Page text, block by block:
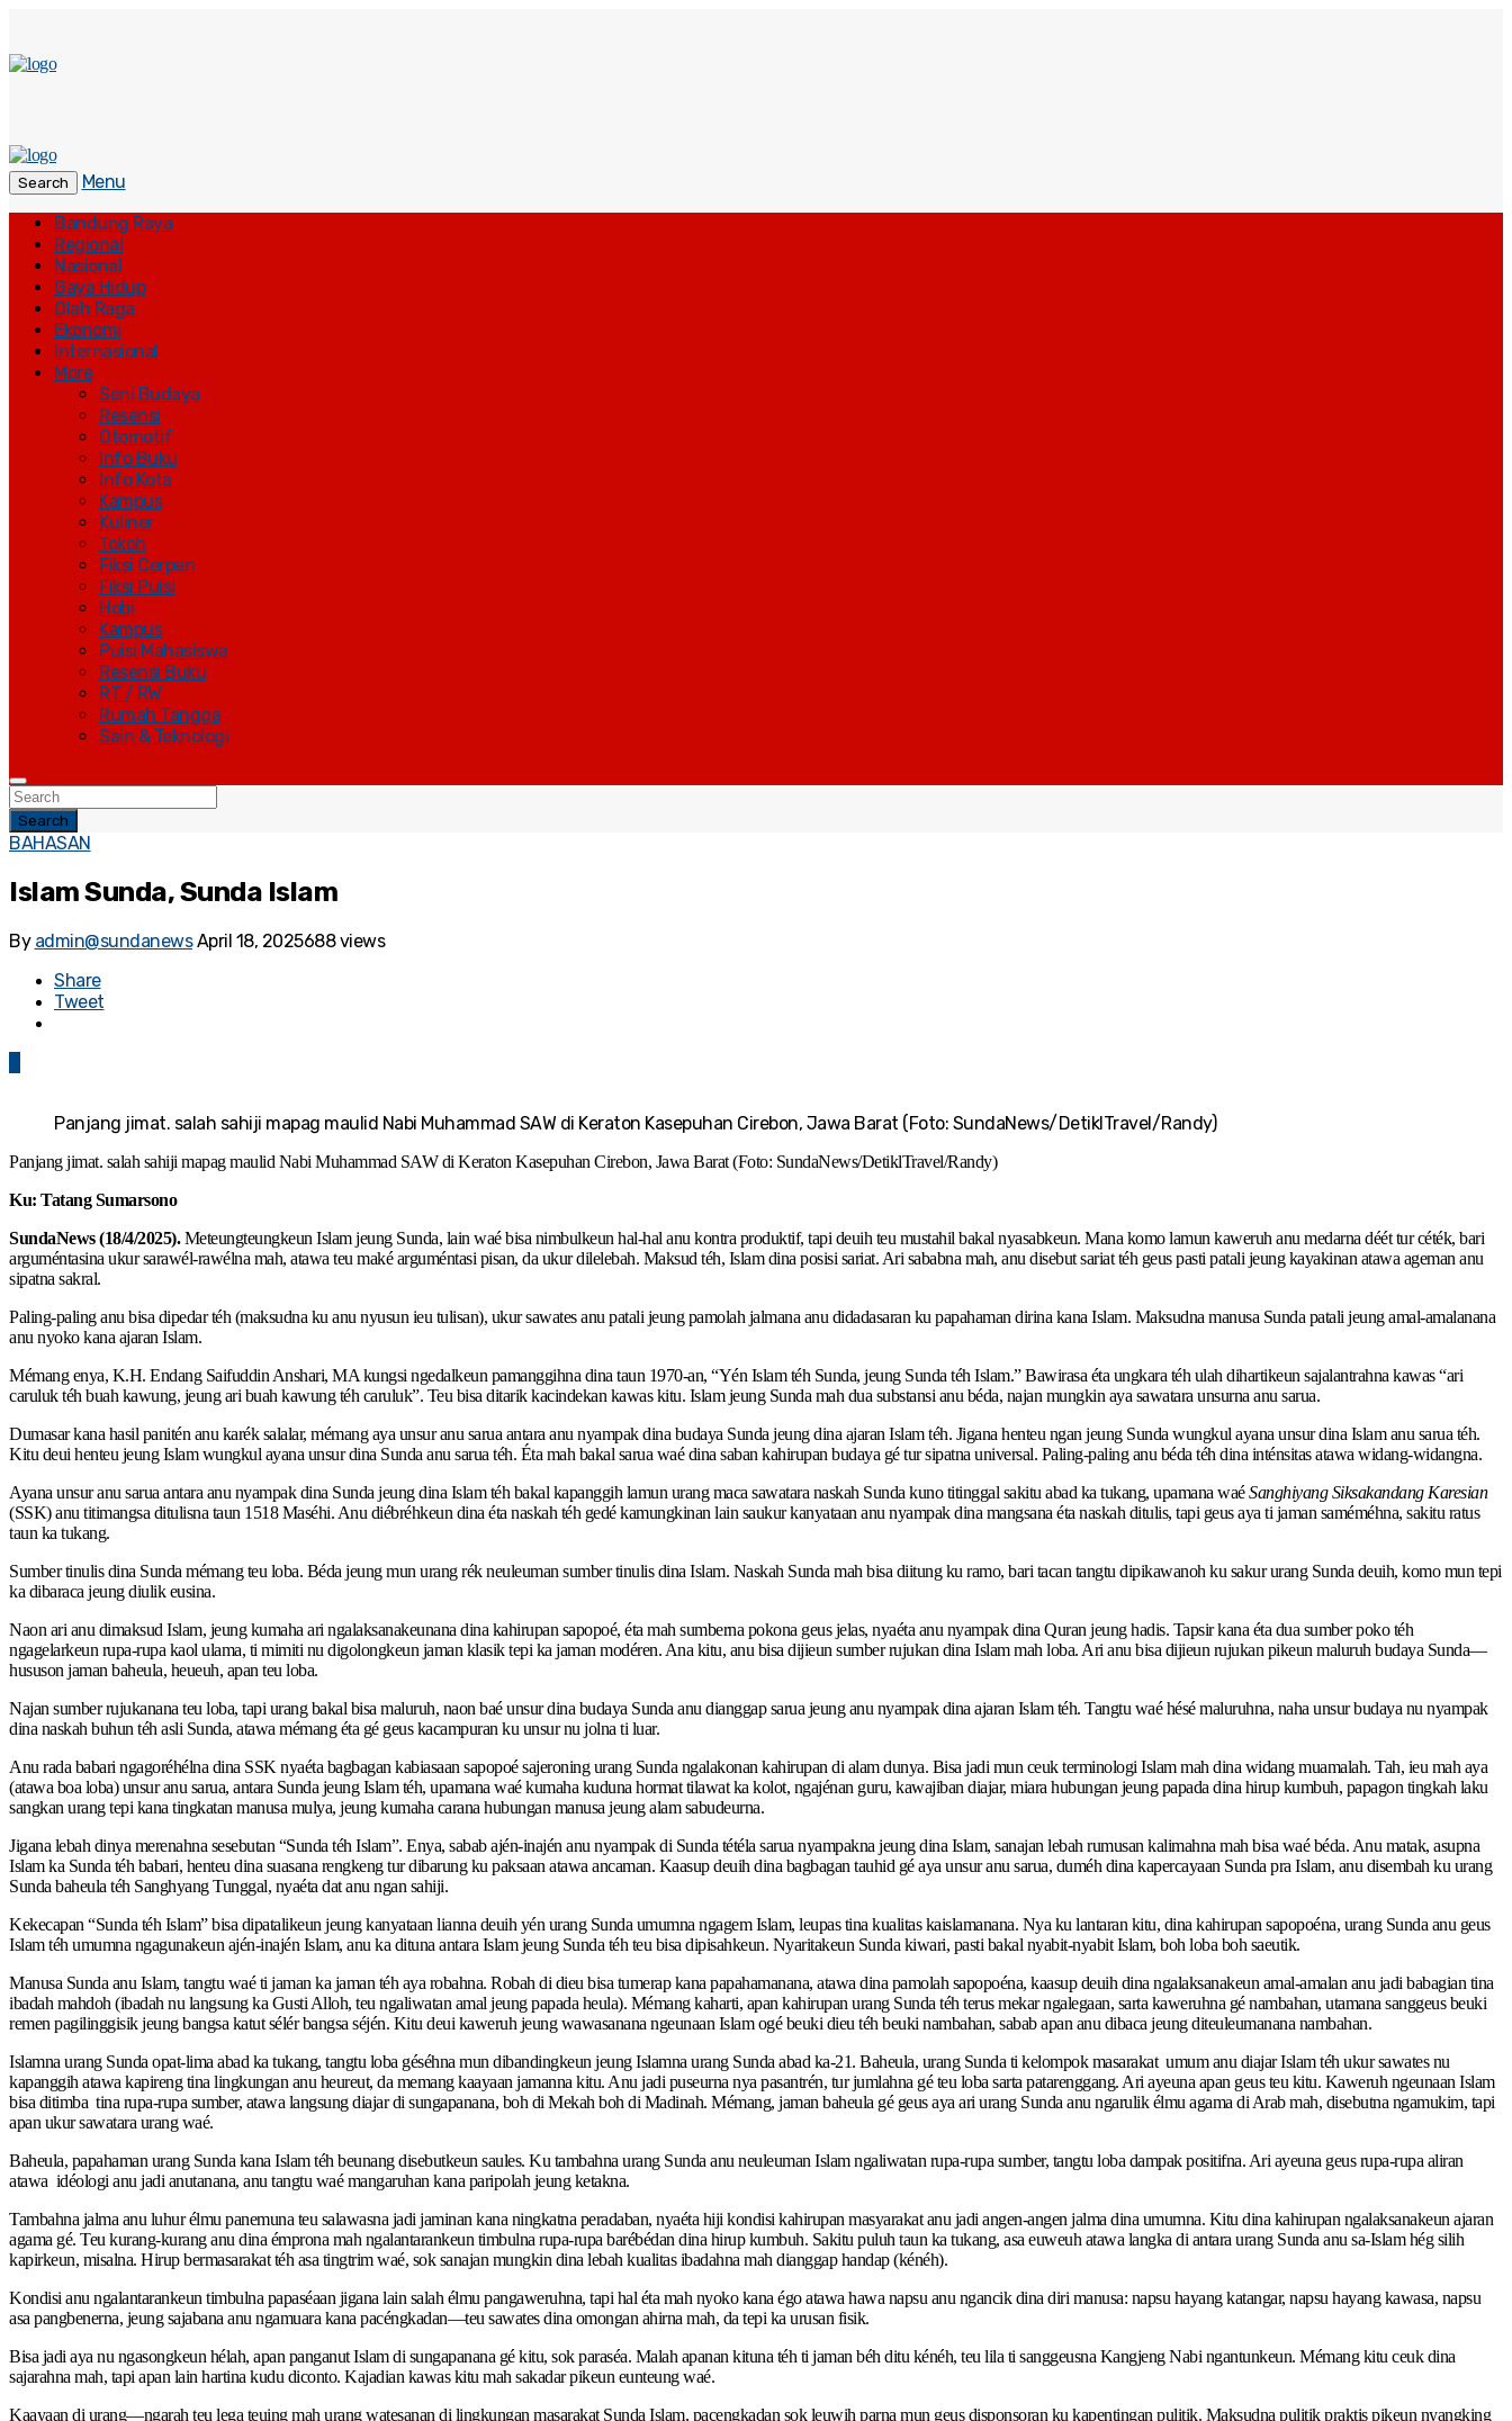
Search
Menu
Bandung Raya
Regional
Nasional
Gaya Hidup
Olah Raga
Ekonomi
Internasional
More
Seni Budaya
Resensi
Otomotif
Info Buku
Info Kota
Kampus
Kuliner
Tokoh
Fiksi Cerpen
Fiksi Puisi
Hobi
Kampus
Puisi Mahasiswa
Resensi Buku
RT / RW
Rumah Tangga
Sain & Teknologi
Search
BAHASAN
Islam Sunda, Sunda Islam
By admin@sundanews April 18, 2025688 views
Share
Tweet
Panjang jimat. salah sahiji mapag maulid Nabi Muhammad SAW di Keraton Kasepuhan Cirebon, Jawa Barat (Foto: SundaNews/DetiklTravel/Randy)
Panjang jimat. salah sahiji mapag maulid Nabi Muhammad SAW di Keraton Kasepuhan Cirebon, Jawa Barat (Foto: SundaNews/DetiklTravel/Randy)
Ku: Tatang Sumarsono
SundaNews (18/4/2025).Meteungteungkeun Islam jeung Sunda, lain waé bisa nimbulkeun hal-hal anu kontra produktif, tapi deuih teu mustahil bakal nyasabkeun. Mana komo lamun kaweruh anu medarna déét tur céték, bari
arguméntasina ukur sarawél-rawélna mah, atawa teu maké arguméntasi pisan, da ukur dilelebah. Maksud téh, Islam dina posisi sariat. Ari sababna mah, anu disebut sariat téh geus pasti patali jeung kayakinan atawa ageman anu
sipatna sakral.
Paling-paling anu bisa dipedar téh (maksudna ku anu nyusun ieu tulisan), ukur sawates anu patali jeung pamolah jalmana anu didadasaran ku papahaman dirina kana Islam. Maksudna manusa Sunda patali jeung amal-amalanana
anu nyoko kana ajaran Islam.
Mémang enya, K.H. Endang Saifuddin Anshari, MA kungsi ngedalkeun pamanggihna dina taun 1970-an, “Yén Islam téh Sunda, jeung Sunda téh Islam.” Bawirasa éta ungkara téh ulah dihartikeun sajalantrahna kawas “ari
caruluk téh buah kawung, jeung ari buah kawung téh caruluk”. Teu bisa ditarik kacindekan kawas kitu. Islam jeung Sunda mah dua substansi anu béda, najan mungkin aya sawatara unsurna anu sarua.
Dumasar kana hasil panitén anu karék salalar, mémang aya unsur anu sarua antara anu nyampak dina budaya Sunda jeung dina ajaran Islam téh. Jigana henteu ngan jeung Sunda wungkul ayana unsur dina Islam anu sarua téh.
Kitu deui henteu jeung Islam wungkul ayana unsur dina Sunda anu sarua téh. Éta mah bakal sarua waé dina saban kahirupan budaya gé tur sipatna universal. Paling-paling anu béda téh dina inténsitas atawa widang-widangna.
Ayana unsur anu sarua antara anu nyampak dina Sunda jeung dina Islam téh bakal kapanggih lamun urang maca sawatara naskah Sunda kuno titinggal sakitu abad ka tukang, upamana waéSanghiyang Siksakandang Karesian
(SSK) anu titimangsa ditulisna taun 1518 Maséhi. Anu diébréhkeun dina éta naskah téh gedé kamungkinan lain saukur kanyataan anu nyampak dina mangsana éta naskah ditulis, tapi geus aya ti jaman saméméhna, sakitu ratus
taun ka tukang.
Sumber tinulis dina Sunda mémang teu loba. Béda jeung mun urang rék neuleuman sumber tinulis dina Islam. Naskah Sunda mah bisa diitung ku ramo, bari tacan tangtu dipikawanoh ku sakur urang Sunda deuih, komo mun tepi
ka dibaraca jeung diulik eusina.
Naon ari anu dimaksud Islam, jeung kumaha ari ngalaksanakeunana dina kahirupan sapopoé, éta mah sumberna pokona geus jelas, nyaéta anu nyampak dina Quran jeung hadis. Tapsir kana éta dua sumber poko téh
ngagelarkeun rupa-rupa kaol ulama, ti mimiti nu digolongkeun jaman klasik tepi ka jaman modéren. Ana kitu, anu bisa dijieun sumber rujukan dina Islam mah loba. Ari anu bisa dijieun rujukan pikeun maluruh budaya Sunda—
hususon jaman baheula, heueuh, apan teu loba.
Najan sumber rujukanana teu loba, tapi urang bakal bisa maluruh, naon baé unsur dina budaya Sunda anu dianggap sarua jeung anu nyampak dina ajaran Islam téh. Tangtu waé hésé maluruhna, naha unsur budaya nu nyampak
dina naskah buhun téh asli Sunda, atawa mémang éta gé geus kacampuran ku unsur nu jolna ti luar.
Anu rada babari ngagoréhélna dina SSK nyaéta bagbagan kabiasaan sapopoé sajeroning urang Sunda ngalakonan kahirupan di alam dunya. Bisa jadi mun ceuk terminologi Islam mah dina widang muamalah. Tah, ieu mah aya
(atawa boa loba) unsur anu sarua, antara Sunda jeung Islam téh, upamana waé kumaha kuduna hormat tilawat ka kolot, ngajénan guru, kawajiban diajar, miara hubungan jeung papada dina hirup kumbuh, papagon tingkah laku
sangkan urang tepi kana tingkatan manusa mulya, jeung kumaha carana hubungan manusa jeung alam sabudeurna.
Jigana lebah dinya merenahna sesebutan “Sunda téh Islam”. Enya, sabab ajén-inajén anu nyampak di Sunda tétéla sarua nyampakna jeung dina Islam, sanajan lebah rumusan kalimahna mah bisa waé béda. Anu matak, asupna
Islam ka Sunda téh babari, henteu dina suasana rengkeng tur dibarung ku paksaan atawa ancaman. Kaasup deuih dina bagbagan tauhid gé aya unsur anu sarua, duméh dina kapercayaan Sunda pra Islam, anu disembah ku urang
Sunda baheula téh Sanghyang Tunggal, nyaéta dat anu ngan sahiji.
Kekecapan “Sunda téh Islam” bisa dipatalikeun jeung kanyataan lianna deuih yén urang Sunda umumna ngagem Islam, leupas tina kualitas kaislamanana. Nya ku lantaran kitu, dina kahirupan sapopoéna, urang Sunda anu geus
Islam téh umumna ngagunakeun ajén-inajén Islam, anu ka dituna antara Islam jeung Sunda téh teu bisa dipisahkeun. Nyaritakeun Sunda kiwari, pasti bakal nyabit-nyabit Islam, boh loba boh saeutik.
Manusa Sunda anu Islam, tangtu waé ti jaman ka jaman téh aya robahna. Robah di dieu bisa tumerap kana papahamanana, atawa dina pamolah sapopoéna, kaasup deuih dina ngalaksanakeun amal-amalan anu jadi babagian tina
ibadah mahdoh (ibadah nu langsung ka Gusti Alloh, teu ngaliwatan amal jeung papada heula). Mémang kaharti, apan kahirupan urang Sunda téh terus mekar ngalegaan, sarta kaweruhna gé nambahan, utamana sanggeus beuki
remen pagilinggisik jeung bangsa katut sélér bangsa séjén. Kitu deui kaweruh jeung wawasanana ngeunaan Islam ogé beuki dieu téh beuki nambahan, sabab apan anu dibaca jeung diteuleumanana nambahan.
Islamna urang Sunda opat-lima abad ka tukang, tangtu loba géséhna mun dibandingkeun jeung Islamna urang Sunda abad ka-21. Baheula, urang Sunda ti kelompok masarakat umum anu diajar Islam téh ukur sawates nu
kapanggih atawa kapireng tina lingkungan anu heureut, da memang kaayaan jamanna kitu. Anu jadi puseurna nya pasantrén, tur jumlahna gé teu loba sarta patarenggang. Ari ayeuna apan geus teu kitu. Kaweruh ngeunaan Islam
bisa ditimba tina rupa-rupa sumber, atawa langsung diajar di sungapanana, boh di Mekah boh di Madinah. Mémang, jaman baheula gé geus aya ari urang Sunda anu ngarulik élmu agama di Arab mah, disebutna ngamukim, tapi
apan ukur sawatara urang waé.
Baheula, papahaman urang Sunda kana Islam téh beunang disebutkeun saules. Ku tambahna urang Sunda anu neuleuman Islam ngaliwatan rupa-rupa sumber, tangtu loba dampak positifna. Ari ayeuna geus rupa-rupa aliran
atawa idéologi anu jadi anutanana, anu tangtu waé mangaruhan kana paripolah jeung ketakna.
Tambahna jalma anu luhur élmu panemuna teu salawasna jadi jaminan kana ningkatna peradaban, nyaéta hiji kondisi kahirupan masyarakat anu jadi angen-angen jalma dina umumna. Kitu dina kahirupan ngalaksanakeun ajaran
agama gé. Teu kurang-kurang anu dina émprona mah ngalantarankeun timbulna rupa-rupa barébédan dina hirup kumbuh. Sakitu puluh taun ka tukang, asa euweuh atawa langka di antara urang Sunda anu sa-Islam hég silih
kapirkeun, misalna. Hirup bermasarakat téh asa tingtrim waé, sok sanajan mungkin dina lebah kualitas ibadahna mah dianggap handap (kénéh).
Kondisi anu ngalantarankeun timbulna papaséaan jigana lain salah élmu pangaweruhna, tapi hal éta mah nyoko kana égo atawa hawa napsu anu ngancik dina diri manusa: napsu hayang katangar, napsu hayang kawasa, napsu
asa pangbenerna, jeung sajabana anu ngamuara kana pacéngkadan—teu sawates dina omongan ahirna mah, da tepi ka urusan fisik.
Bisa jadi aya nu ngasongkeun hélah, apan panganut Islam di sungapanana gé kitu, sok paraséa. Malah apanan kituna téh ti jaman béh ditu kénéh, teu lila ti sanggeusna Kangjeng Nabi ngantunkeun. Mémang kitu ceuk dina
sajarahna mah, tapi apan lain hartina kudu diconto. Kajadian kawas kitu mah sakadar pikeun eunteung waé.
Kaayaan di urang—ngarah teu lega teuing mah urang watesanan di lingkungan masarakat Sunda Islam, pacengkadan sok leuwih parna mun geus disponsoran ku kapentingan pulitik. Maksudna pulitik praktis pikeun nyangking